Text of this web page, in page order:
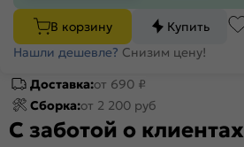
В корзину
Купить
Нашли дешевле? Снизим цену!
Доставка:от 690 ₽
Сборка:от 2 200 руб
С заботой о клиентах